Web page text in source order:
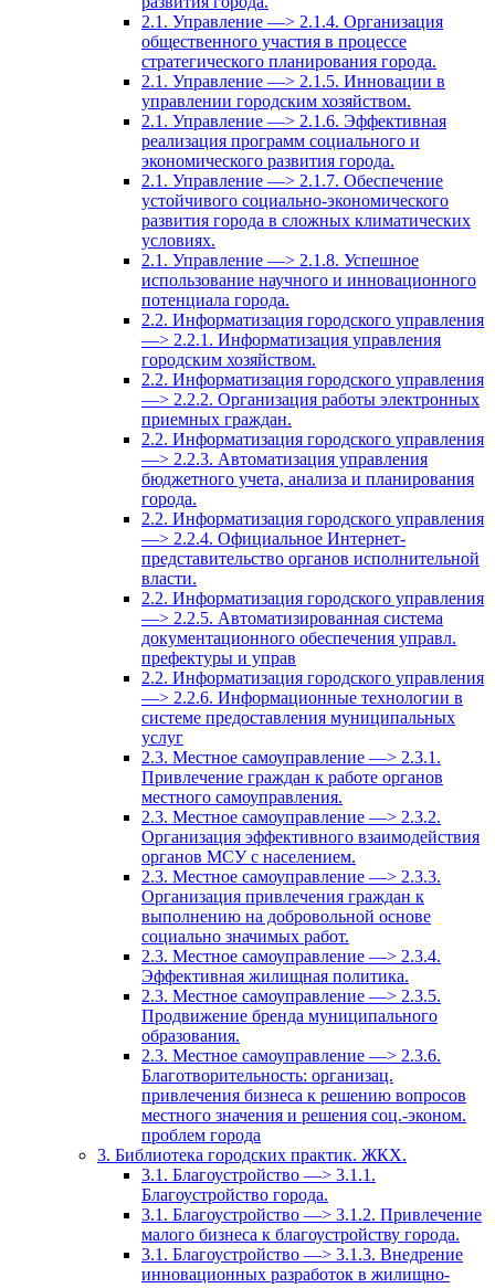
2.1. Управление —> 2.1.4. Организация
общественного участия в процессе
стратегического планирования города.
2.1. Управление —> 2.1.5. Инновации в
управлении городским хозяйством.
2.1. Управление —> 2.1.6. Эффективная
реализация программ социального и
экономического развития города.
2.1. Управление —> 2.1.7. Обеспечение
устойчивого социально-экономического
развития города в сложных климатических
условиях.
2.1. Управление —> 2.1.8. Успешное
использование научного и инновационного
потенциала города.
2.2. Информатизация городского управления
—> 2.2.1. Информатизация управления
городским хозяйством.
2.2. Информатизация городского управления
—> 2.2.2. Организация работы электронных
приемных граждан.
2.2. Информатизация городского управления
—> 2.2.3. Автоматизация управления
бюджетного учета, анализа и планирования
города.
2.2. Информатизация городского управления
—> 2.2.4. Официальное Интернет-
представительство органов исполнительной
власти.
2.2. Информатизация городского управления
—> 2.2.5. Автоматизированная система
документационного обеспечения управл.
префектуры и управ
2.2. Информатизация городского управления
—> 2.2.6. Информационные технологии в
системе предоставления муниципальных
услуг
2.3. Местное самоуправление —> 2.3.1.
Привлечение граждан к работе органов
местного самоуправления.
2.3. Местное самоуправление —> 2.3.2.
Организация эффективного взаимодействия
органов МСУ с населением.
2.3. Местное самоуправление —> 2.3.3.
Организация привлечения граждан к
выполнению на добровольной основе
социально значимых работ.
2.3. Местное самоуправление —> 2.3.4.
Эффективная жилищная политика.
2.3. Местное самоуправление —> 2.3.5.
Продвижение бренда муниципального
образования.
2.3. Местное самоуправление —> 2.3.6.
Благотворительность: организац.
привлечения бизнеса к решению вопросов
местного значения и решения соц.-эконом.
проблем города
3. Библиотека городских практик. ЖКХ.
3.1. Благоустройство —> 3.1.1.
Благоустройство города.
3.1. Благоустройство —> 3.1.2. Привлечение
малого бизнеса к благоустройству города.
3.1. Благоустройство —> 3.1.3. Внедрение
инновационных разработок в жилищно-